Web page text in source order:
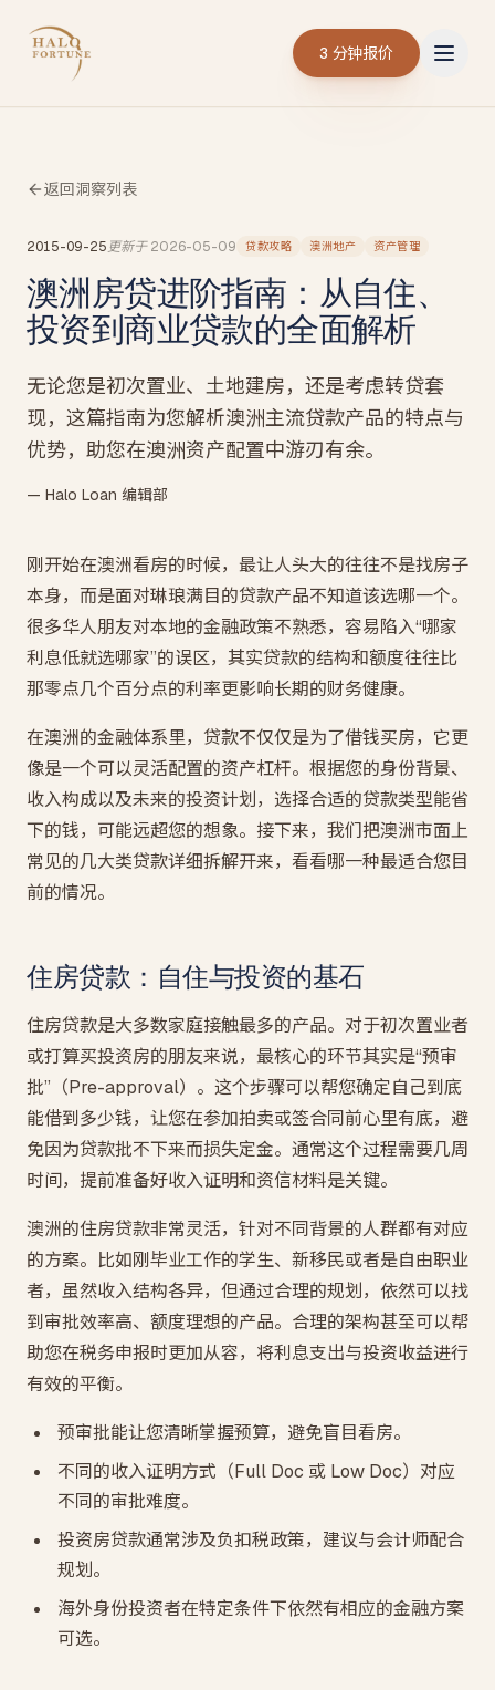
3 分钟报价
返回洞察列表
2015-09-25更新于 2026-05-09 贷款攻略 澳洲地产 资产管理
澳洲房贷进阶指南：从自住、
投资到商业贷款的全面解析
无论您是初次置业、土地建房，还是考虑转贷套
现，这篇指南为您解析澳洲主流贷款产品的特点与
优势，助您在澳洲资产配置中游刃有余。
— Halo Loan 编辑部
刚开始在澳洲看房的时候，最让人头大的往往不是找房子
本身，而是面对琳琅满目的贷款产品不知道该选哪一个。
很多华人朋友对本地的金融政策不熟悉，容易陷入“哪家
利息低就选哪家”的误区，其实贷款的结构和额度往往比
那零点几个百分点的利率更影响长期的财务健康。
在澳洲的金融体系里，贷款不仅仅是为了借钱买房，它更
像是一个可以灵活配置的资产杠杆。根据您的身份背景、
收入构成以及未来的投资计划，选择合适的贷款类型能省
下的钱，可能远超您的想象。接下来，我们把澳洲市面上
常见的几大类贷款详细拆解开来，看看哪一种最适合您目
前的情况。
住房贷款：自住与投资的基石
住房贷款是大多数家庭接触最多的产品。对于初次置业者
或打算买投资房的朋友来说，最核心的环节其实是“预审
批”（Pre-approval）。这个步骤可以帮您确定自己到底
能借到多少钱，让您在参加拍卖或签合同前心里有底，避
免因为贷款批不下来而损失定金。通常这个过程需要几周
时间，提前准备好收入证明和资信材料是关键。
澳洲的住房贷款非常灵活，针对不同背景的人群都有对应
的方案。比如刚毕业工作的学生、新移民或者是自由职业
者，虽然收入结构各异，但通过合理的规划，依然可以找
到审批效率高、额度理想的产品。合理的架构甚至可以帮
助您在税务申报时更加从容，将利息支出与投资收益进行
有效的平衡。
预审批能让您清晰掌握预算，避免盲目看房。
不同的收入证明方式（Full Doc 或 Low Doc）对应
不同的审批难度。
投资房贷款通常涉及负扣税政策，建议与会计师配合
规划。
海外身份投资者在特定条件下依然有相应的金融方案
可选。